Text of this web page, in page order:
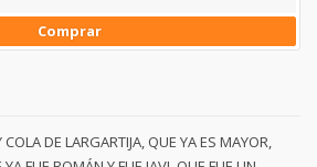
Comprar
COLA DE LARGARTIJA, QUE YA ES MAYOR,